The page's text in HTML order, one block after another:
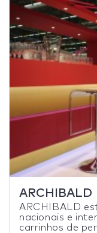
ARCHIBALD
ARCHIBALD
nacionais e
carrinhos de